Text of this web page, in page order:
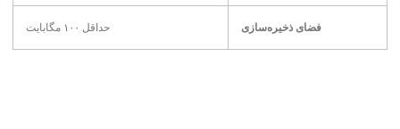
فضای ذخیره‌سازی حداقل ۱۰۰ مگابایت